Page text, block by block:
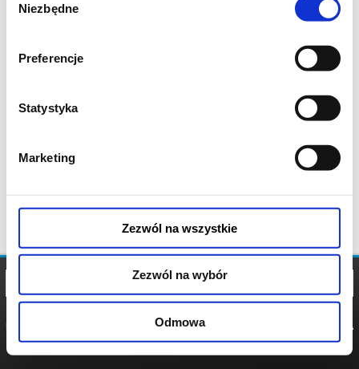
zgody
Niezbędne
Preferencje
Statystyka
Marketing
Zezwól na wszystkie
Zezwól na wybór
Odmowa
POLITYKA
POLITYKA